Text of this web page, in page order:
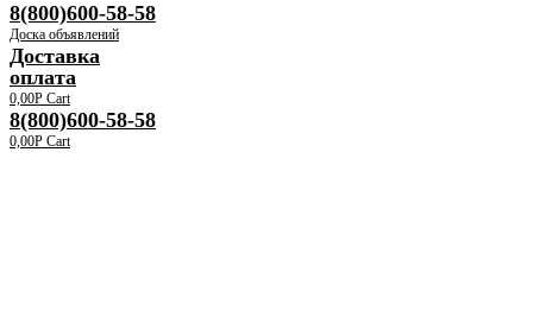
8(800)600-58-58
Доска объявлений
Доставка
оплата
0,00Р Cart
8(800)600-58-58
0,00Р Cart